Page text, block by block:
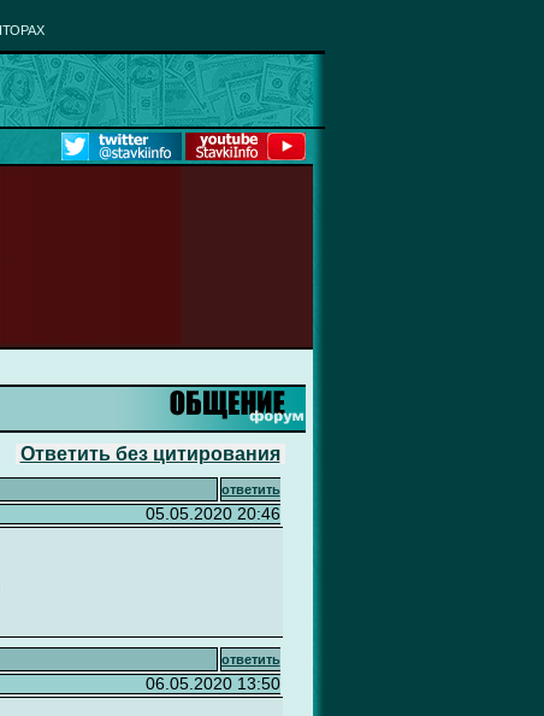
Ответить без цитирования
ответить
05.05.2020 20:46
ответить
06.05.2020 13:50